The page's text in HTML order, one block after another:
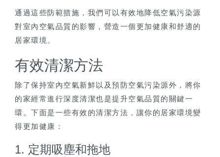
通過這些防範措施，我們可以有效地降低空氣污染源
對室內空氣品質的影響，營造一個更加健康和舒適的
居家環境。
有效清潔方法
除了保持室內空氣新鮮以及預防空氣污染源外，將你
的家經常進行深度清潔也是提升空氣品質的關鍵一
環。下面是一些有效的清潔方法，讓你的居家環境變
得更加健康：
1. 定期吸塵和拖地